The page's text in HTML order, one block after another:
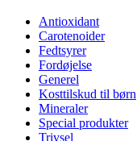
Antioxidant
Carotenoider
Fedtsyrer
Fordøjelse
Generel
Kosttilskud til børn
Mineraler
Special produkter
Trivsel